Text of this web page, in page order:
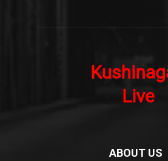
ABOUT US